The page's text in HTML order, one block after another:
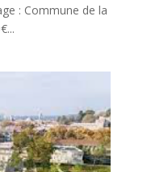
: Commune de la